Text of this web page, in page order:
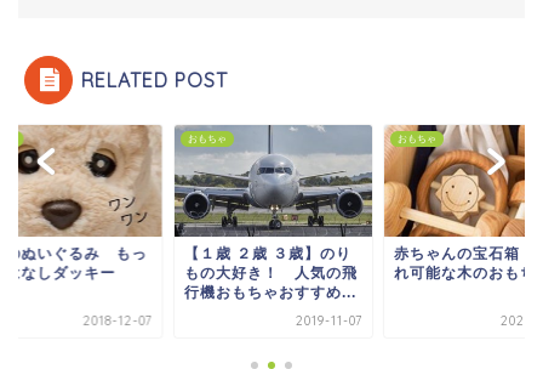
RELATED POST
歳 ２歳 ３歳】のり
大好き！ 人気の飛
2019-11-07
おもちゃ
赤ちゃんの宝石箱 名入
れ可能な木のおもちゃ
2020-03-13
おもちゃ
癒しのぬいぐるみ
とおはなしダッキー
2018-